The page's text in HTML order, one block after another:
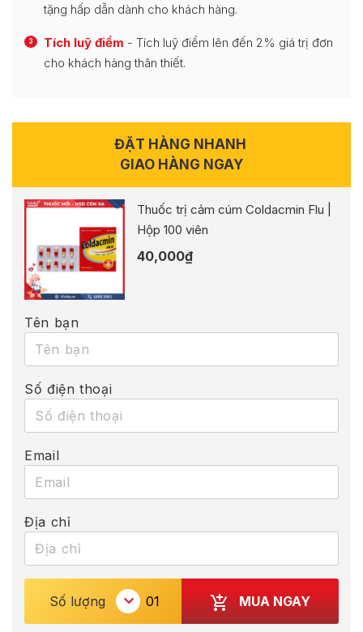
tặng hấp dẫn dành cho khách hàng.
3 Tích luỹ điểm - Tích luỹ điểm lên đến 2% giá trị đơn
cho khách hàng thân thiết.
ĐẶT HÀNG NHANH
GIAO HÀNG NGAY
Thuốc trị cảm cúm Coldacmin Flu |
Hộp 100 viên
40,000₫
Tên bạn
Số điện thoại
Email
Địa chỉ
Số lượng MUA NGAY